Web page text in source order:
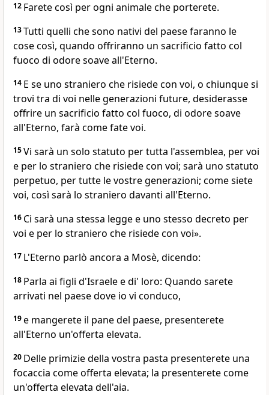
12 Farete così per ogni animale che porterete.
13Tutti quelli che sono nativi del paese faranno le
cose così, quando offriranno un sacrificio fatto col
fuoco di odore soave all'Eterno.
14 E se uno straniero che risiede con voi, o chiunque si
trovi tra di voi nelle generazioni future, desiderasse
offrire un sacrificio fatto col fuoco, di odore soave
all'Eterno, farà come fate voi.
15Vi sarà un solo statuto per tutta l'assemblea, per voi
e per lo straniero che risiede con voi; sarà uno statuto
perpetuo, per tutte le vostre generazioni; come siete
voi, così sarà lo straniero davanti all'Eterno.
16 Ci sarà una stessa legge e uno stesso decreto per
voi e per lo straniero che risiede con voi».
17 L'Eterno parlò ancora a Mosè, dicendo:
18 Parla ai figli d'Israele e di' loro: Quando sarete
arrivati nel paese dove io vi conduco,
19e mangerete il pane del paese, presenterete
all'Eterno un'offerta elevata.
20 Delle primizie della vostra pasta presenterete una
focaccia come offerta elevata; la presenterete come
un'offerta elevata dell'aia.